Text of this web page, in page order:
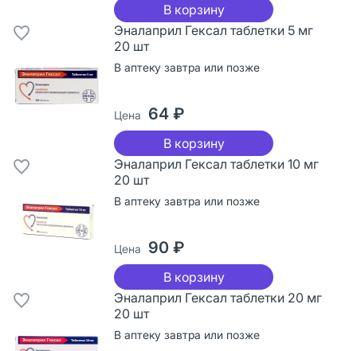
В корзину
Эналаприл Гексал таблетки 5 мг
20 шт
В аптеку завтра или позже
Цена 64 ₽
В корзину
Эналаприл Гексал таблетки 10 мг
20 шт
В аптеку завтра или позже
Цена 90 ₽
В корзину
Эналаприл Гексал таблетки 20 мг
20 шт
В аптеку завтра или позже